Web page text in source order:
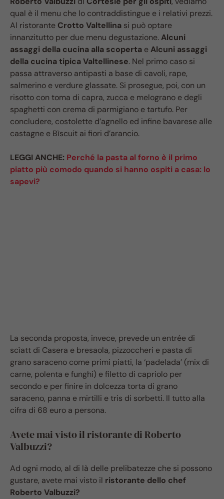
qual è il menu che lo contraddistingue e i relativi prezzi.
Al ristorante Crotto Valtellina si può optare
innanzitutto per due menu degustazione.Alcuni
assaggi della cucina alla scoperta eAlcuni assaggi
della cucina tipica Valtellinese. Nel primo caso si
passa attraverso antipasti a base di cavoli, rape,
salmerino e verdure glassate. Si prosegue, poi, con un
risotto con toma di capra, zucca e melograno e degli
spaghetti con crema di parmigiano e tartufo. Per
concludere, costolette d’agnello ed infine bavarese alle
castagne e Bìscuit ai fiori d’arancio.
LEGGI ANCHE: Perché la pasta al forno è il primo
piatto più comodo quando si hanno ospiti a casa: lo
sapevi?
La seconda proposta, invece, prevede un entrée di
scìatt di Casera e bresaola, pizzoccheri e pasta di
grano saraceno come primi piatti, la ‘padelada’ (mix di
carne, polenta e funghi) e filetto di capriolo per
secondo e per finire in dolcezza torta di grano
saraceno, panna e mirtilli e tris di sorbetti. Il tutto alla
cifra di 68 euro a persona.
Avete mai visto il ristorante di Roberto
Valbuzzi?
Ad ogni modo, al di là delle prelibatezze che si possono
gustare, avete mai visto il ristorante dello chef
Roberto Valbuzzi?